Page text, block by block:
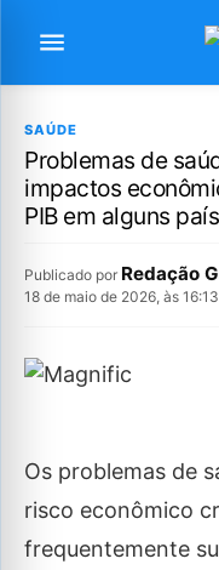
SAÚDE
Problemas de
impactos
PIB em alguns
Publicado por Redação
18 de maio de 2026, às 16:13
Os problemas de
risco econômico
frequentemente